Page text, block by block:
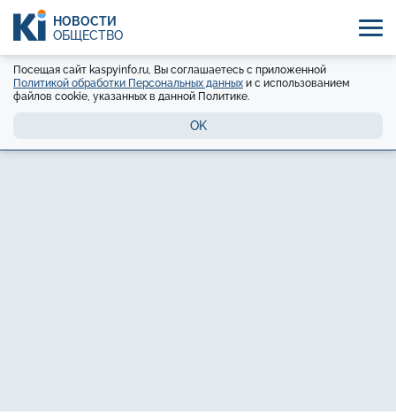
НОВОСТИ
ОБЩЕСТВО
Посещая сайт kaspyinfo.ru, Вы соглашаетесь с приложенной
Политикой обработки Персональных данных и с использованием
файлов cookie, указанных в данной Политике.
OK